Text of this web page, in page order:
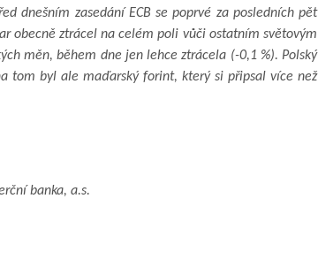
dnešním zasedání ECB se poprvé za posledních pět
obecně ztrácel na celém poli vůči ostatním světovým
měn, během dne jen lehce ztrácela (-0,1 %). Polský
tom byl ale maďarský forint, který si připsal více než
banka, a.s.